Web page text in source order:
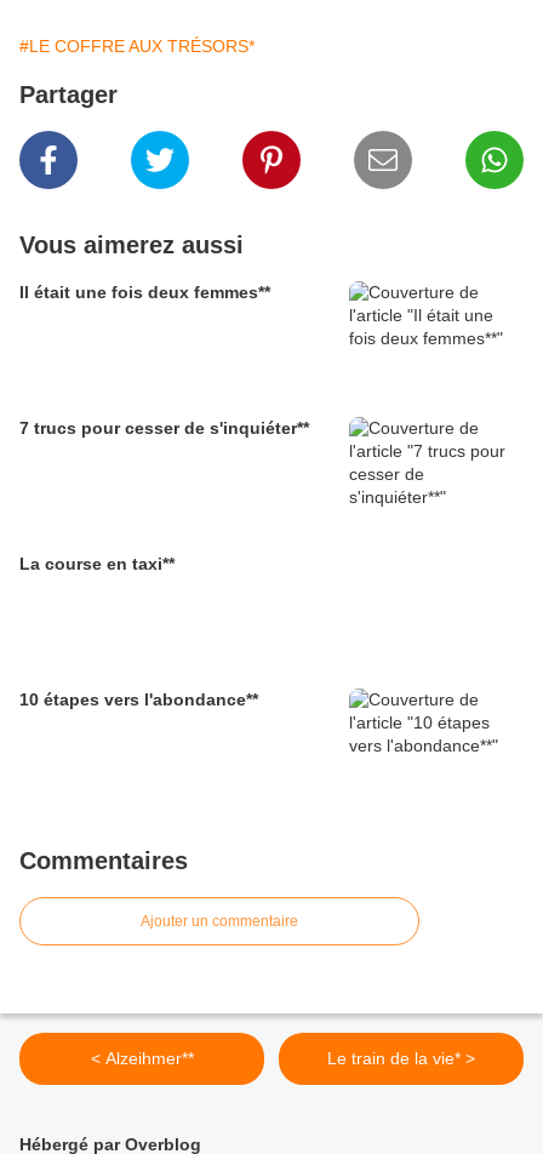
#LE COFFRE AUX TRÉSORS*
Partager
Vous aimerez aussi
Il était une fois deux femmes**
7 trucs pour cesser de s'inquiéter**
La course en taxi**
10 étapes vers l'abondance**
Commentaires
Ajouter un commentaire
< Alzeihmer** Le train de la vie* >
Hébergé par Overblog